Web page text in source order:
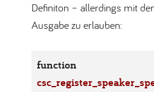
Definiton – allerdings mit
Ausgabe zu erlauben:
function